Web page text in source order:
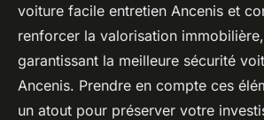
voiture facile entretien Ancenis et
renforcer la valorisation
garantissant la meilleure sécurité
Ancenis. Prendre en compte ces
un atout pour préserver votre